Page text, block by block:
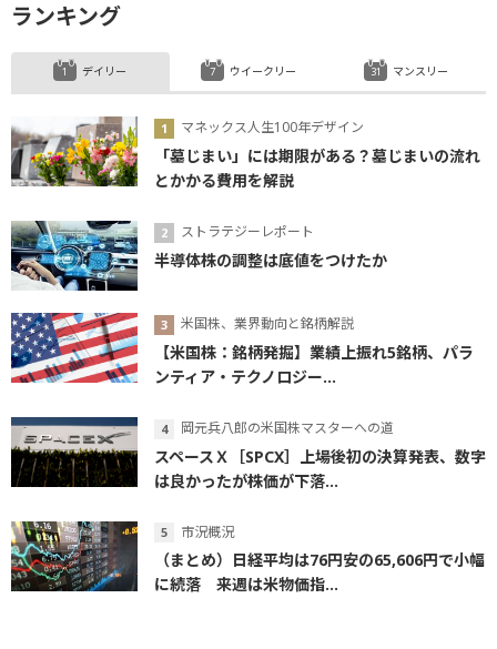
ランキング
デイリー
マネックス人生100年デザイン
「墓じまい」には期限がある？墓じまいの流れ
とかかる費用を解説
ストラテジーレポート
半導体株の調整は底値をつけたか
米国株、業界動向と銘柄解説
【米国株：銘柄発掘】業績上振れ5銘柄、パラ
ンティア・テクノロジー...
岡元兵八郎の米国株マスターへの道
スペースＸ［SPCX］上場後初の決算発表、数字
は良かったが株価が下落...
市況概況
（まとめ）日経平均は76円安の65,606円で小幅
に続落 来週は米物価指...
ウイークリー マンスリー